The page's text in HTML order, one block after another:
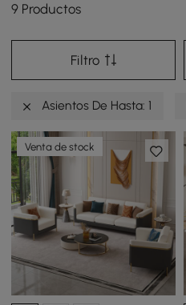
9 Productos
Filtro
Asientos De Hasta: 1
Venta de stock